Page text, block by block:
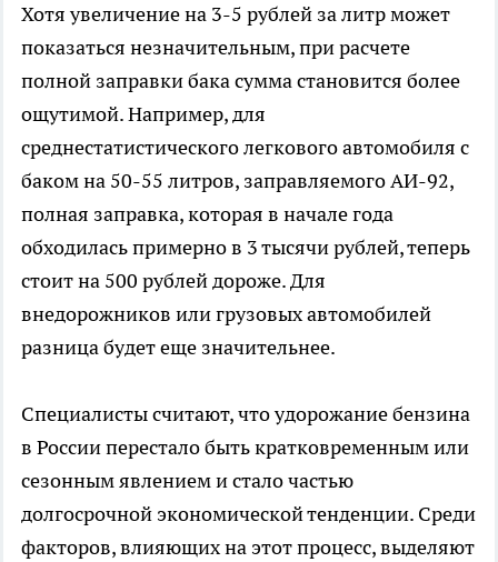
Хотя увеличение на 3-5 рублей за литр может
показаться незначительным, при расчете
полной заправки бака сумма становится более
ощутимой. Например, для
среднестатистического легкового автомобиля с
баком на 50-55 литров, заправляемого АИ-92,
полная заправка, которая в начале года
обходилась примерно в 3 тысячи рублей, теперь
стоит на 500 рублей дороже. Для
внедорожников или грузовых автомобилей
разница будет еще значительнее.
Специалисты считают, что удорожание бензина
в России перестало быть кратковременным или
сезонным явлением и стало частью
долгосрочной экономической тенденции. Среди
факторов, влияющих на этот процесс, выделяют